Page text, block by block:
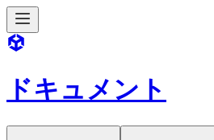
ドキュメント